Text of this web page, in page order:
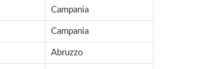
Campania
Campania
Abruzzo